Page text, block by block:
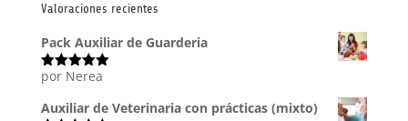
Valoraciones recientes
Pack Auxiliar de Guarderia
Valorado
por Nerea
Auxiliar de Veterinaria con prácticas (mixto)